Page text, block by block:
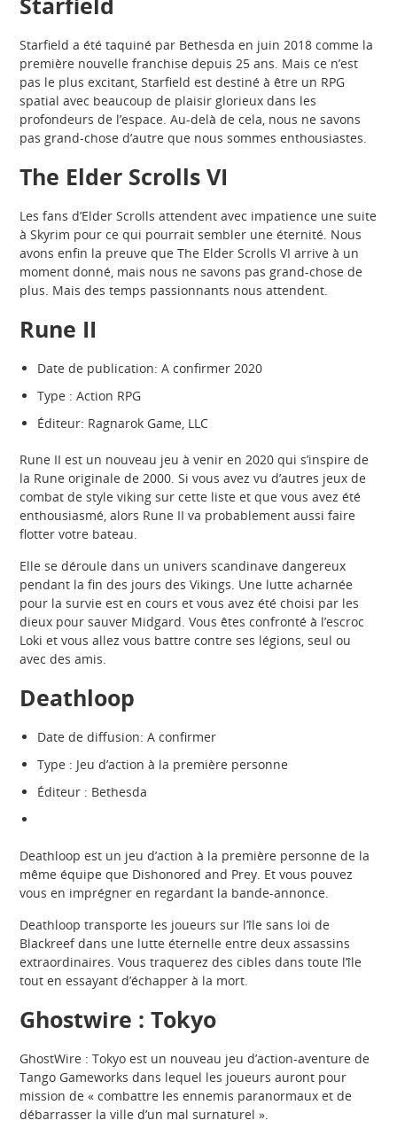
Starfield a été taquiné par Bethesda en juin 2018 comme la
première nouvelle franchise depuis 25 ans. Mais ce n’est
pas le plus excitant, Starfield est destiné à être un RPG
spatial avec beaucoup de plaisir glorieux dans les
profondeurs de l’espace. Au-delà de cela, nous ne savons
pas grand-chose d’autre que nous sommes enthousiastes.
The Elder Scrolls VI
Les fans d’Elder Scrolls attendent avec impatience une suite
à Skyrim pour ce qui pourrait sembler une éternité. Nous
avons enfin la preuve que The Elder Scrolls VI arrive à un
moment donné, mais nous ne savons pas grand-chose de
plus. Mais des temps passionnants nous attendent.
Rune II
Date de publication: A confirmer 2020
Type : Action RPG
Éditeur: Ragnarok Game, LLC
Rune II est un nouveau jeu à venir en 2020 qui s’inspire de
la Rune originale de 2000. Si vous avez vu d’autres jeux de
combat de style viking sur cette liste et que vous avez été
enthousiasmé, alors Rune II va probablement aussi faire
flotter votre bateau.
Elle se déroule dans un univers scandinave dangereux
pendant la fin des jours des Vikings. Une lutte acharnée
pour la survie est en cours et vous avez été choisi par les
dieux pour sauver Midgard. Vous êtes confronté à l’escroc
Loki et vous allez vous battre contre ses légions, seul ou
avec des amis.
Deathloop
Date de diffusion: A confirmer
Type : Jeu d’action à la première personne
Éditeur : Bethesda
Deathloop est un jeu d’action à la première personne de la
même équipe que Dishonored and Prey. Et vous pouvez
vous en imprégner en regardant la bande-annonce.
Deathloop transporte les joueurs sur l’île sans loi de
Blackreef dans une lutte éternelle entre deux assassins
extraordinaires. Vous traquerez des cibles dans toute l’île
tout en essayant d’échapper à la mort.
Ghostwire : Tokyo
GhostWire : Tokyo est un nouveau jeu d’action-aventure de
Tango Gameworks dans lequel les joueurs auront pour
mission de « combattre les ennemis paranormaux et de
débarrasser la ville d’un mal surnaturel ».